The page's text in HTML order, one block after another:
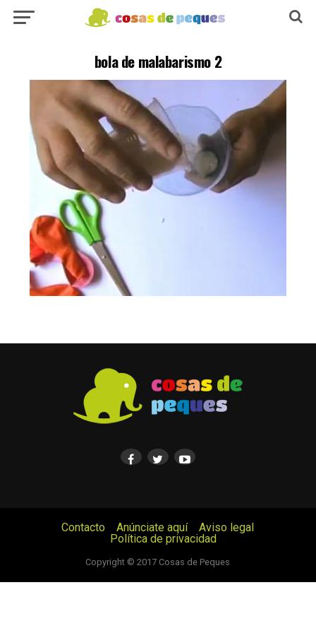
bola de malabarismo 2
Contacto Anúnciate aquí
Aviso legal
Política de privacidad
Copyright © 2017 Cosas de Peques